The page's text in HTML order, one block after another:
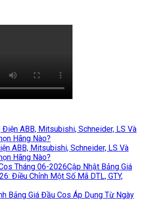
ABB, Mitsubishi, Schneider, LS Và
Hãng Nào?
Cập Nhật Bảng Giá
Điều Chỉnh Một Số Mã DTL, GTY,